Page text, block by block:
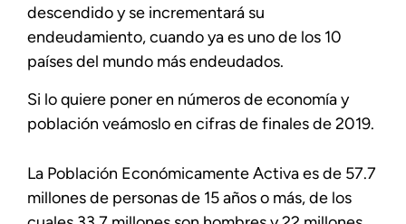
descendido y se incrementará su
endeudamiento, cuando ya es uno de los 10
países del mundo más endeudados.
Si lo quiere poner en números de economía y
población veámoslo en cifras de finales de 2019.
La Población Económicamente Activa es de 57.7
millones de personas de 15 años o más, de los